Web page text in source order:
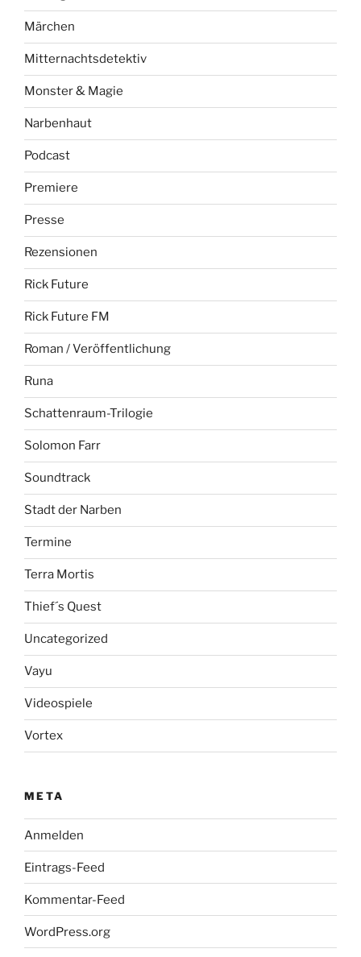
Märchen
Mitternachtsdetektiv
Monster & Magie
Narbenhaut
Podcast
Premiere
Presse
Rezensionen
Rick Future
Rick Future FM
Roman / Veröffentlichung
Runa
Schattenraum-Trilogie
Solomon Farr
Soundtrack
Stadt der Narben
Termine
Terra Mortis
Thief´s Quest
Uncategorized
Vayu
Videospiele
Vortex
META
Anmelden
Eintrags-Feed
Kommentar-Feed
WordPress.org